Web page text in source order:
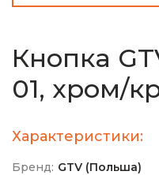
Кнопка
01, хром/
Характеристики:
Бренд: GTV (Польша)